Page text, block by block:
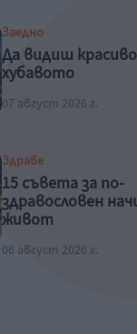
Заедно
Да видиш
хубавото
07 август 2026 г.
Здраве
15 съвета за по-
здравословен
живот
06 август 2026 г.